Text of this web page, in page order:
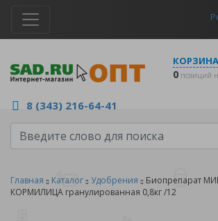
КОРЗИНА
0 позиций
8 (343) 216-64-41
Главная Каталог Удобрения
Биопрепарат
КОРМИЛИЦА гранулированная 0,8кг /12